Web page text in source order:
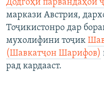
Додгоҳи парвандаҳои
маркази Австрия,
Тоҷикистонро дар
мухолифини тоҷик
(Шавкатҷон Шарифов)
рад кардааст.